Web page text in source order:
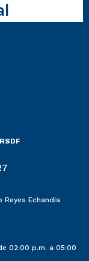
Echandía
02:00 p.m. a 05:00